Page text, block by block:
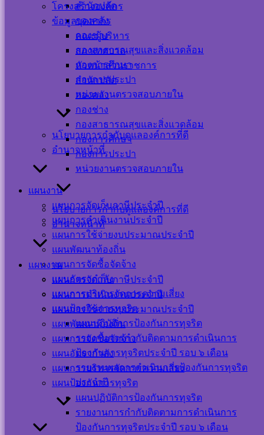
สำนักปลัด
กองคลัง
กองช่าง
กองสาธารณสุขและสิ่งแวดล้อม
กองการศึกษา
กองการประปา
หน่วยงานตรวจสอบภายใน
นโยบายการกำกับดูแลองค์การที่ดี
อำนาจหน้าที่
แผนงาน
แผนการจัดเก็บภาษีประจำปี
แผนการดำเนินงานประจำปี
แผนการใช้จ่ายงบประมาณประจำปี
แผนพัฒนาท้องถิ่น
แผนการจัดซื้อจัดจ้าง
แผนอัตรากำลัง
แผนการบริหารจัดการความเสี่ยง
แผนป้องกันการทุจริต
แผนปฏิบัติการป้องกันการทุจริต
รายงานการกำกับติดตามการดำเนินการ
ป้องกันการทุจริตประจำปี รอบ ๖ เดือน
รายงานผลการดำเนินการป้องกันการทุจริต
ประจำปี
โครงสร้างองค์กร
ข้อมูลบุคลากร
คณะผู้บริหาร
สภาเทศบาล
หัวหน้าส่วนราชการ
สำนักปลัด
กองคลัง
กองช่าง
กองสาธารณสุขและสิ่งแวดล้อม
กองการศึกษา
กองการประปา
หน่วยงานตรวจสอบภายใน
นโยบายการกำกับดูแลองค์การที่ดี
อำนาจหน้าที่
แผนงาน
แผนการจัดเก็บภาษีประจำปี
แผนการดำเนินงานประจำปี
แผนการใช้จ่ายงบประมาณประจำปี
แผนพัฒนาท้องถิ่น
แผนการจัดซื้อจัดจ้าง
แผนอัตรากำลัง
แผนการบริหารจัดการความเสี่ยง
แผนป้องกันการทุจริต
แผนปฏิบัติการป้องกันการทุจริต
รายงานการกำกับติดตามการดำเนินการ
ป้องกันการทุจริตประจำปี รอบ ๖ เดือน
Visitor Counter
Users Today : 29
Users This Month :